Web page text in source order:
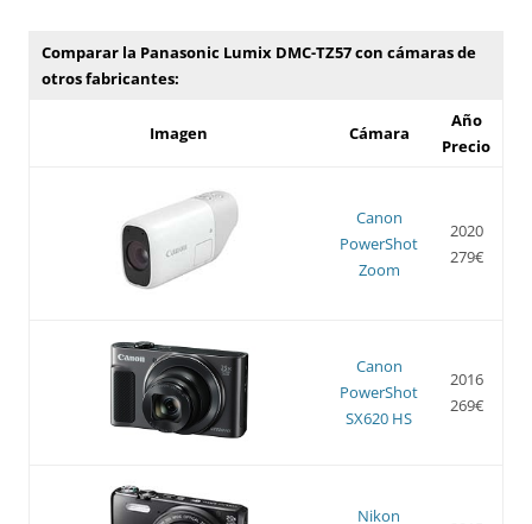
Comparar la Panasonic Lumix DMC-TZ57 con cámaras de
otros fabricantes:
Imagen Cámara
Año
Precio
Canon
PowerShot
Zoom
2020
279€
Canon
PowerShot
SX620 HS
2016
269€
Nikon